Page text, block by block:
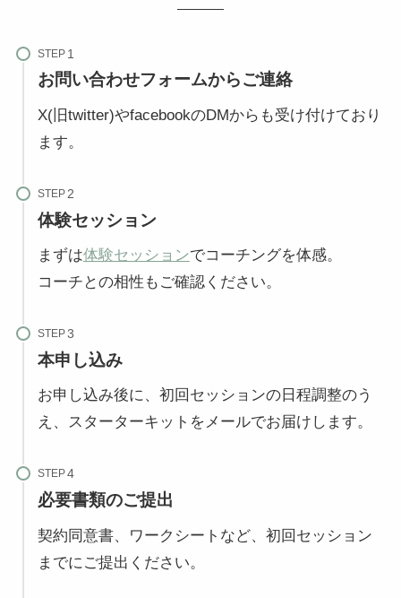
STEP
お問い合わせフォームからご連絡
X(旧twitter)やfacebookのDMからも受け付けており
ます。
STEP
体験セッション
まずは体験セッションでコーチングを体感。
コーチとの相性もご確認ください。
STEP
本申し込み
お申し込み後に、初回セッションの日程調整のう
え、スターターキットをメールでお届けします。
STEP
必要書類のご提出
契約同意書、ワークシートなど、初回セッション
までにご提出ください。